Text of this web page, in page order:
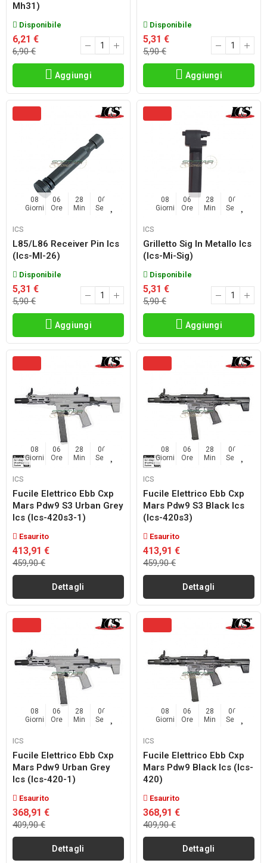
Mh31)
Disponibile
6,21 €
6,90 €
Aggiungi
Disponibile
5,31 €
5,90 €
Aggiungi
08
Giorni
06
Ore
28
Min
04
Sec
ICS
L85/l86 Receiver Pin Ics
(ics-Ml-26)
Disponibile
5,31 €
5,90 €
Aggiungi
08
Giorni
06
Ore
28
Min
04
Sec
ICS
Grilletto Sig In Metallo Ics
(ics-Mi-Sig)
Disponibile
5,31 €
5,90 €
Aggiungi
08
Giorni
06
Ore
28
Min
04
Sec
ICS
Fucile Elettrico Ebb Cxp
Mars Pdw9 S3 Urban Grey
Ics (ics-420s3-1)
Esaurito
413,91 €
459,90 €
Dettagli
08
Giorni
06
Ore
28
Min
04
Sec
ICS
Fucile Elettrico Ebb Cxp
Mars Pdw9 S3 Black Ics
(ics-420s3)
Esaurito
413,91 €
459,90 €
Dettagli
08
Giorni
06
Ore
28
Min
04
Sec
ICS
Fucile Elettrico Ebb Cxp
Mars Pdw9 Urban Grey
Ics (ics-420-1)
Esaurito
368,91 €
409,90 €
Dettagli
08
Giorni
06
Ore
28
Min
04
Sec
ICS
Fucile Elettrico Ebb Cxp
Mars Pdw9 Black Ics (ics-
420)
Esaurito
368,91 €
409,90 €
Dettagli